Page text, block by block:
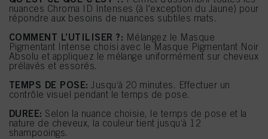
nuances Chroma ID Intenses (à l'exception du Jaune) pour
répondre aux besoins de nuances subtiles mats.
COMMENT L’UTILISER ?: Mélangez le Masque
Pigmentant Intense choisi avec le Masque Pigmentant Noir
Absolu et appliquez le mélange uniformément sur cheveux
prélavés et essorés.
TEMPS DE POSE: Jusqu‘à 20 minutes. Effectuer un
contrôle visuel pendant le temps de pose.
DUREE: Selon la nuance choisie, le temps de pose et la
nature de cheveux, la couleur tient jusqu‘à 12
shampooings.